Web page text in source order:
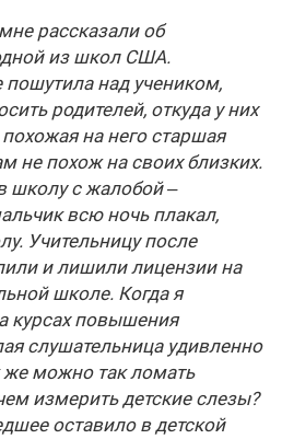
рассказали об
из школ США.
пошутила над учеником,
родителей, откуда у них
на него старшая
не похож на своих близких.
школу с жалобой –
всю ночь плакал,
Учительницу после
и лишили лицензии на
школе. Когда я
курсах повышения
слушательница удивленно
же можно так ломать
измерить детские слезы?
оставило в детской